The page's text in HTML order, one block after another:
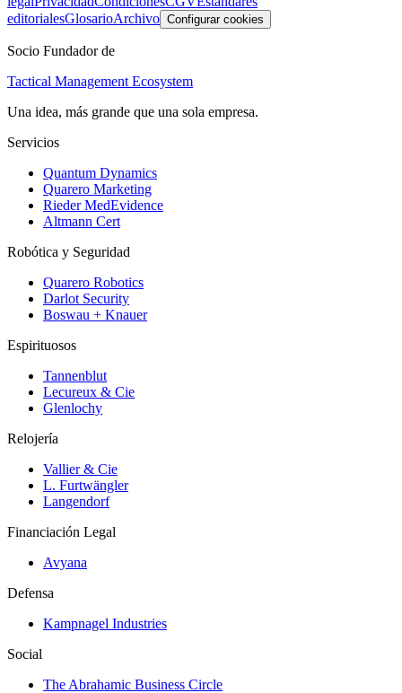
editorialesGlosarioArchivo Configurar cookies
Socio Fundador de
Tactical Management Ecosystem
Una idea, más grande que una sola empresa.
Servicios
Quantum Dynamics
Quarero Marketing
Rieder MedEvidence
Altmann Cert
Robótica y Seguridad
Quarero Robotics
Darlot Security
Boswau + Knauer
Espirituosos
Tannenblut
Lecureux & Cie
Glenlochy
Relojería
Vallier & Cie
L. Furtwängler
Langendorf
Financiación Legal
Avyana
Defensa
Kampnagel Industries
Social
The Abrahamic Business Circle